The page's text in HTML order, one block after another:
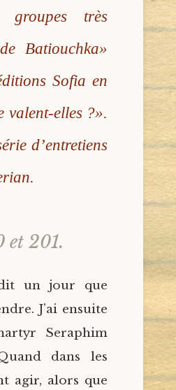
groupes très
Batiouchka»
Sofia en
valent-elles ?».
d’entretiens
et 201.
dit un jour que
J’ai ensuite
Seraphim
dans les
agir, alors que